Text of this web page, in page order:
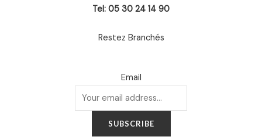
Tel: 05 30 24 14 90
Restez Branchés
Email
SUBSCRIBE